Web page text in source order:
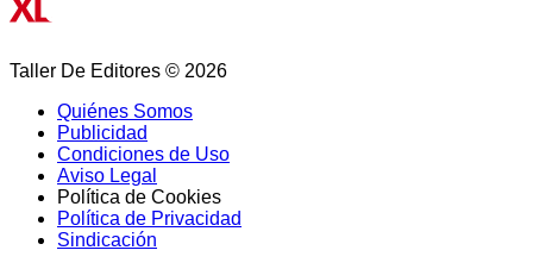
Taller De Editores © 2026
Quiénes Somos
Publicidad
Condiciones de Uso
Aviso Legal
Política de Cookies
Política de Privacidad
Sindicación